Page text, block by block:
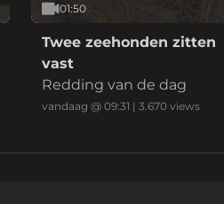
01:50
Twee zeehonden zitten
vast
Redding van de dag
vandaag @ 09:31 |3.670 views